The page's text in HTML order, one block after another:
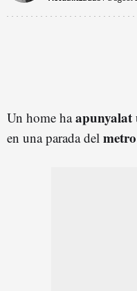
Un home haapunyalat
en una parada del